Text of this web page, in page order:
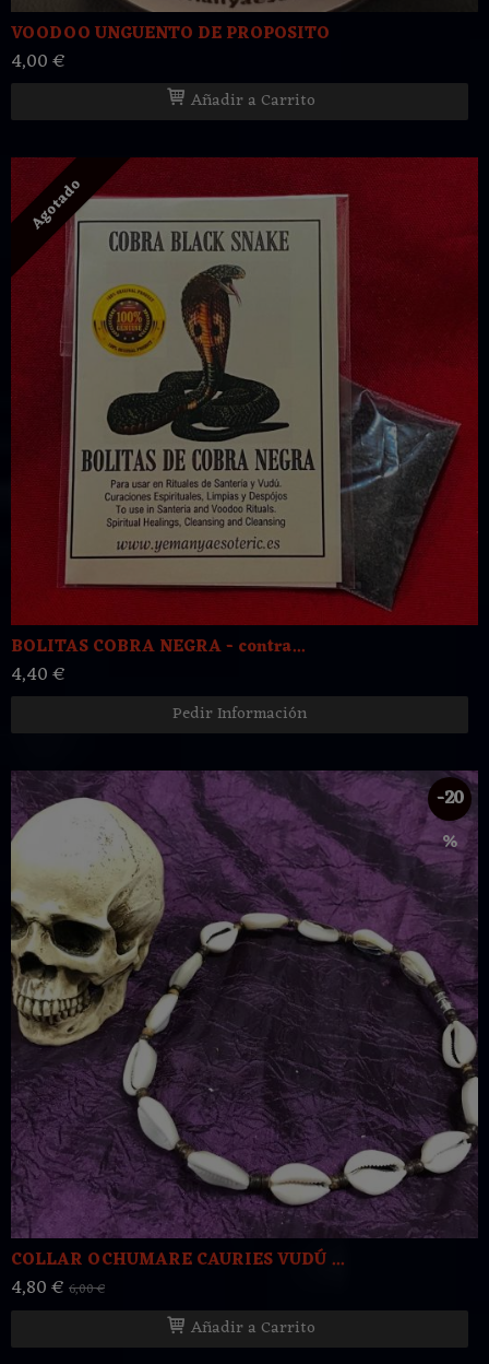
VOODOO UNGUENTO DE PROPOSITO
4,00 €
Añadir a Carrito
Agotado
BOLITAS COBRA NEGRA - contra...
4,40 €
Pedir Información
-20
%
COLLAR OCHUMARE CAURIES VUDÚ ...
4,80 € 6,00 €
Añadir a Carrito